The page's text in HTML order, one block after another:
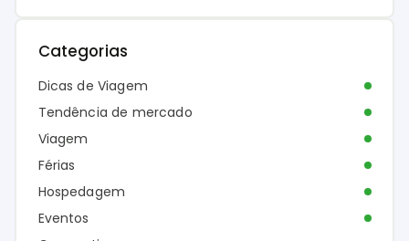
Categorias
Dicas de Viagem
Tendência de mercado
Viagem
Férias
Hospedagem
Eventos